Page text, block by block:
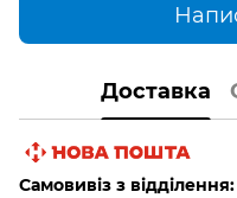
Доставка
Самовивіз з відділення: